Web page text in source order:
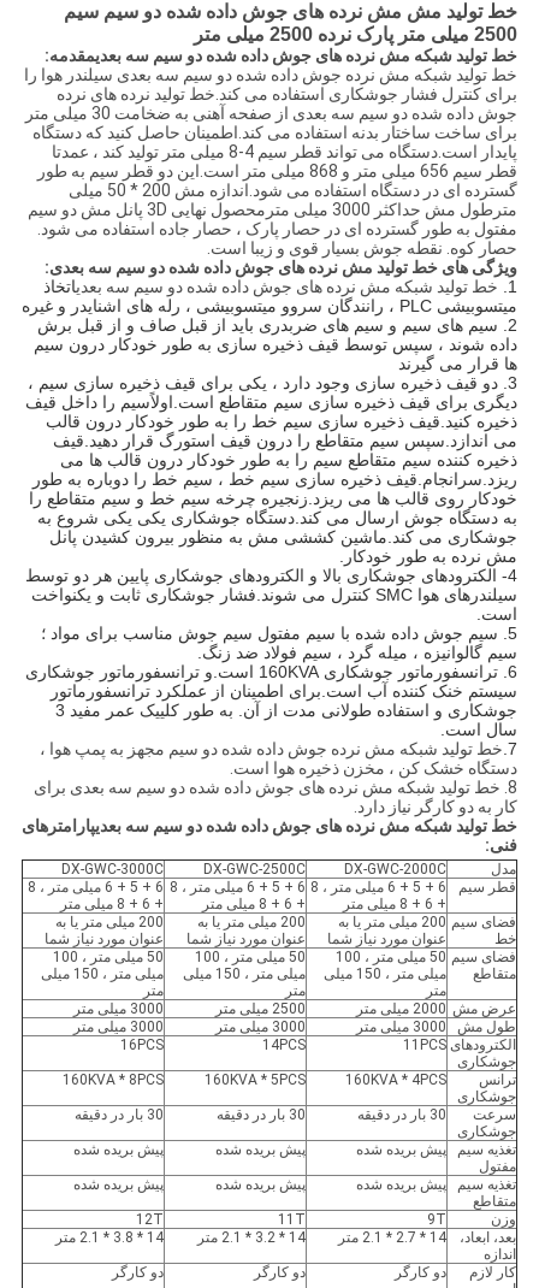
خط تولید مش مش نرده های جوش داده شده دو سیم سیم
2500 میلی متر پارک نرده 2500 میلی متر
خط تولید شبکه مش نرده های جوش داده شده دو سیم سه بعدیمقدمه:
خط تولید شبکه مش نرده جوش داده شده دو سیم سه بعدی سیلندر هوا را
برای کنترل فشار جوشکاری استفاده می کند.خط تولید نرده های نرده
جوش داده شده دو سیم سه بعدی از صفحه آهنی به ضخامت 30 میلی متر
برای ساخت ساختار بدنه استفاده می کند.اطمینان حاصل کنید که دستگاه
پایدار است.دستگاه می تواند قطر سیم 4-8 میلی متر تولید کند ، عمدتا
قطر سیم 656 میلی متر و 868 میلی متر است.این دو قطر سیم به طور
گسترده ای در دستگاه استفاده می شود.اندازه مش 200 * 50 میلی
مترطول مش حداکثر 3000 میلی مترمحصول نهایی 3D پانل مش دو سیم
مفتول به طور گسترده ای در حصار پارک ، حصار جاده استفاده می شود.
حصار کوه. نقطه جوش بسیار قوی و زیبا است.
ویژگی های خط تولید مش نرده های جوش داده شده دو سیم سه بعدی:
1.
خط تولید شبکه مش نرده های جوش داده شده دو سیم سه بعدیاتخاذ
میتسوبیشی PLC ، رانندگان سروو میتسوبیشی ، رله های اشنایدر و غیره
2. سیم های سیم و سیم های ضربدری باید از قبل صاف و از قبل برش
داده شوند ، سپس توسط قیف ذخیره سازی به طور خودکار درون سیم
ها قرار می گیرند
3. دو قیف ذخیره سازی وجود دارد ، یکی برای قیف ذخیره سازی سیم ،
دیگری برای قیف ذخیره سازی سیم متقاطع است.اولاًسیم را داخل قیف
ذخیره کنید.قیف ذخیره سازی سیم خط را به طور خودکار درون قالب
می اندازد.سپس سیم متقاطع را درون قیف استورگ قرار دهید.قیف
ذخیره کننده سیم متقاطع سیم را به طور خودکار درون قالب ها می
ریزد.سرانجام.قیف ذخیره سازی سیم خط ، سیم خط را دوباره به طور
خودکار روی قالب ها می ریزد.زنجیره چرخه سیم خط و سیم متقاطع را
به دستگاه جوش ارسال می کند.دستگاه جوشکاری یکی یکی شروع به
جوشکاری می کند.ماشین کششی مش به منظور بیرون کشیدن پانل
مش نرده به طور خودکار.
4- الکترودهای جوشکاری بالا و الکترودهای جوشکاری پایین هر دو توسط
سیلندرهای هوا SMC کنترل می شوند.فشار جوشکاری ثابت و یکنواخت
است.
5. سیم جوش داده شده با سیم مفتول سیم جوش مناسب برای مواد ؛
سیم گالوانیزه ، میله گرد ، سیم فولاد ضد زنگ.
6. ترانسفورماتور جوشکاری 160KVA است.و ترانسفورماتور جوشکاری
سیستم خنک کننده آب است.برای اطمینان از عملکرد ترانسفورماتور
جوشکاری و استفاده طولانی مدت از آن. به طور کلییک عمر مفید 3
سال است.
7. خط تولید شبکه مش نرده جوش داده شده دو سیم مجهز به پمپ هوا ،
دستگاه خشک کن ، مخزن ذخیره هوا است.
8. خط تولید شبکه مش نرده های جوش داده شده دو سیم سه بعدی برای
کار به دو کارگر نیاز دارد.
خط تولید شبکه مش نرده های جوش داده شده دو سیم سه بعدیپارامترهای
فنی:
مدل DX-GWC-2000C
DX-GWC-2500C
DX-GWC-3000C
قطر سیم
6 + 5 + 6 میلی متر ، 8
+ 6 + 8 میلی متر
6 + 5 + 6 میلی متر ، 8
+ 6 + 8 میلی متر
6 + 5 + 6 میلی متر ، 8
+ 6 + 8 میلی متر
فضای سیم
خط
200 میلی متر یا به
عنوان مورد نیاز شما
200 میلی متر یا به
عنوان مورد نیاز شما
200 میلی متر یا به
عنوان مورد نیاز شما
فضای سیم
متقاطع
50 میلی متر ، 100
میلی متر ، 150 میلی
متر
50 میلی متر ، 100
میلی متر ، 150 میلی
متر
50 میلی متر ، 100
میلی متر ، 150 میلی
متر
عرض مش 2000 میلی متر 2500 میلی متر
3000 میلی متر
طول مش
3000 میلی متر 3000 میلی متر
3000 میلی متر
الکترودهای
جوشکاری
11PCS
14PCS
16PCS
ترانس
جوشکاری
160KVA * 4PCS
160KVA * 5PCS
160KVA * 8PCS
سرعت
جوشکاری
30 بار در دقیقه 30 بار در دقیقه 30 بار در دقیقه
تغذیه سیم
مفتول
پیش بریده شده پیش بریده شده پیش بریده شده
تغذیه سیم
متقاطع
پیش بریده شده پیش بریده شده پیش بریده شده
وزن 9T
11T
12T
بعد، ابعاد،
اندازه
14 * 2.7 * 2.1 متر 14 * 3.2 * 2.1 متر 14 * 3.8 * 2.1 متر
کار لازم
دو کارگر دو کارگر دو کارگر